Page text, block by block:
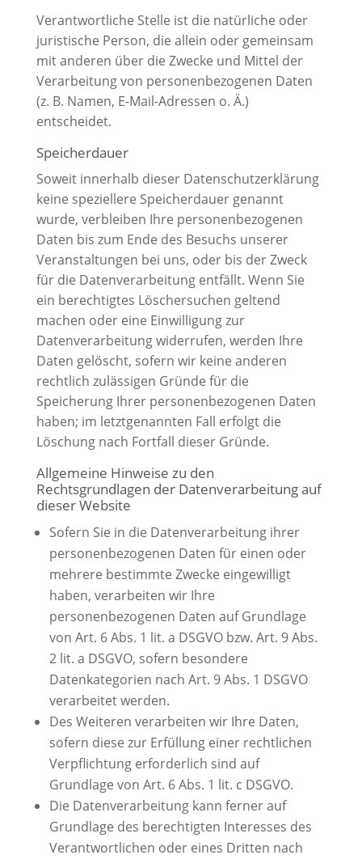
Verantwortliche Stelle ist die natürliche oder
juristische Person, die allein oder gemeinsam
mit anderen über die Zwecke und Mittel der
Verarbeitung von personenbezogenen Daten
(z. B. Namen, E-Mail-Adressen o. Ä.)
entscheidet.
Speicherdauer
Soweit innerhalb dieser Datenschutzerklärung
keine speziellere Speicherdauer genannt
wurde, verbleiben Ihre personenbezogenen
Daten bis zum Ende des Besuchs unserer
Veranstaltungen bei uns, oder bis der Zweck
für die Datenverarbeitung entfällt. Wenn Sie
ein berechtigtes Löschersuchen geltend
machen oder eine Einwilligung zur
Datenverarbeitung widerrufen, werden Ihre
Daten gelöscht, sofern wir keine anderen
rechtlich zulässigen Gründe für die
Speicherung Ihrer personenbezogenen Daten
haben; im letztgenannten Fall erfolgt die
Löschung nach Fortfall dieser Gründe.
Allgemeine Hinweise zu den
Rechtsgrundlagen der Datenverarbeitung auf
dieser Website
Sofern Sie in die Datenverarbeitung ihrer
personenbezogenen Daten für einen oder
mehrere bestimmte Zwecke eingewilligt
haben, verarbeiten wir Ihre
personenbezogenen Daten auf Grundlage
von Art. 6 Abs. 1 lit. a DSGVO bzw. Art. 9 Abs.
2 lit. a DSGVO, sofern besondere
Datenkategorien nach Art. 9 Abs. 1 DSGVO
verarbeitet werden.
Des Weiteren verarbeiten wir Ihre Daten,
sofern diese zur Erfüllung einer rechtlichen
Verpflichtung erforderlich sind auf
Grundlage von Art. 6 Abs. 1 lit. c DSGVO.
Die Datenverarbeitung kann ferner auf
Grundlage des berechtigten Interesses des
Verantwortlichen oder eines Dritten nach